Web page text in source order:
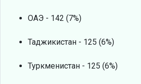
ОАЭ - 142 (7%)
Таджикистан - 125 (6%)
Туркменистан - 125 (6%)